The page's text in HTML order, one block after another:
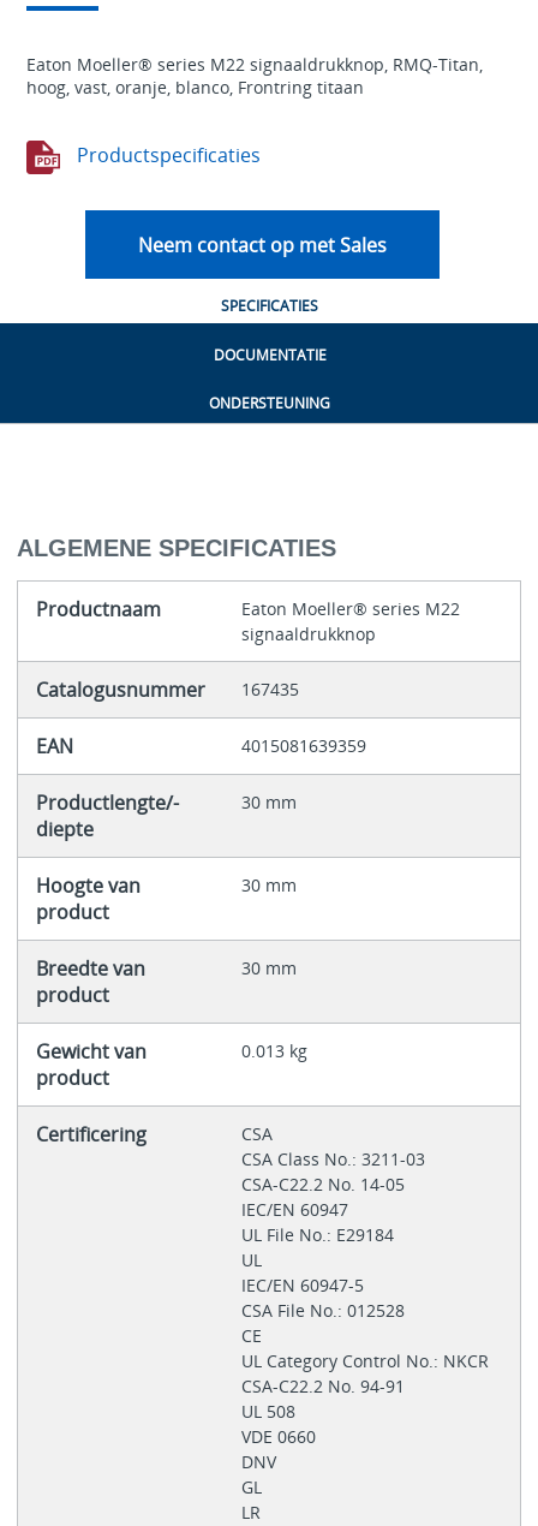
Eaton Moeller® series M22 signaaldrukknop, RMQ-Titan,
hoog, vast, oranje, blanco, Frontring titaan
Productspecificaties
Neem contact op met Sales
SPECIFICATIES
DOCUMENTATIE
ONDERSTEUNING
ALGEMENE SPECIFICATIES
Productnaam
Eaton Moeller® series M22
signaaldrukknop
Catalogusnummer 167435
EAN 4015081639359
Productlengte/-
diepte
30 mm
Hoogte van
product
30 mm
Breedte van
product
30 mm
Gewicht van
product
0.013 kg
Certificering
CSA
CSA Class No.: 3211-03
CSA-C22.2 No. 14-05
IEC/EN 60947
UL File No.: E29184
UL
IEC/EN 60947-5
CSA File No.: 012528
CE
UL Category Control No.: NKCR
CSA-C22.2 No. 94-91
UL 508
VDE 0660
DNV
GL
LR